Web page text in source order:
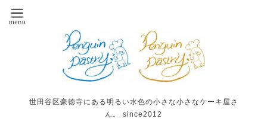
世田谷区豪徳寺にある明るい水色の小さな小さなケーキ屋さ
ん。 since2012